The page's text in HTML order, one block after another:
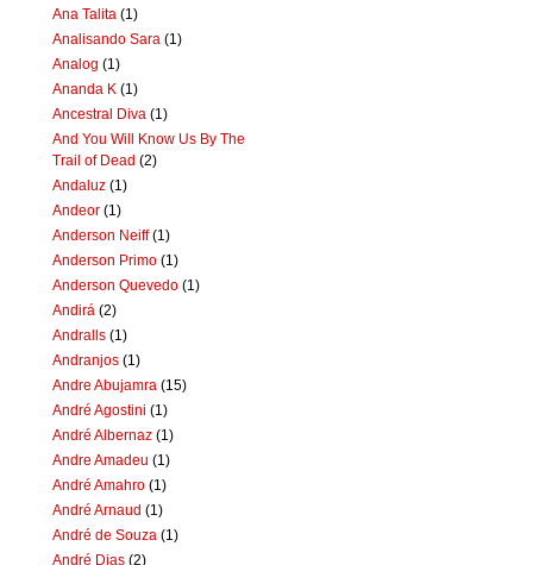
Ana Talita (1)
Analisando Sara (1)
Analog (1)
Ananda K (1)
Ancestral Diva (1)
And You Will Know Us By The
Trail of Dead (2)
Andaluz (1)
Andeor (1)
Anderson Neiff (1)
Anderson Primo (1)
Anderson Quevedo (1)
Andirá (2)
Andralls (1)
Andranjos (1)
Andre Abujamra (15)
André Agostini (1)
André Albernaz (1)
Andre Amadeu (1)
André Amahro (1)
André Arnaud (1)
André de Souza (1)
André Dias (2)